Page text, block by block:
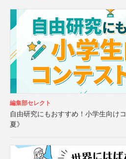
編集部セレクト
自由研究にもおすすめ！小学生向け
夏》